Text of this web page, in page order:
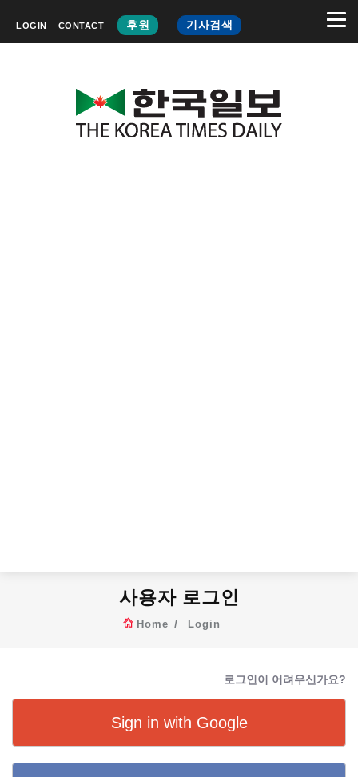
LOGIN CONTACT 후원 기사검색
사용자 로그인
Home Login
로그인이 어려우신가요?
Sign in with Google